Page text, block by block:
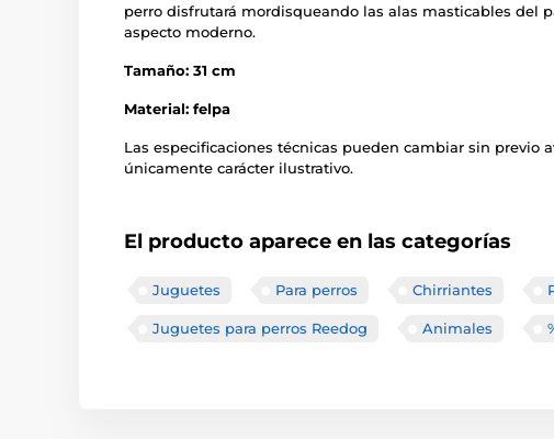
perro disfrutará mordisqueando las alas masticables del
aspecto moderno.
Tamaño: 31 cm
Material: felpa
Las especificaciones técnicas pueden cambiar sin previo
únicamente carácter ilustrativo.
El producto aparece en las categorías
Juguetes Para perros Chirriantes
Juguetes para perros Reedog Animales